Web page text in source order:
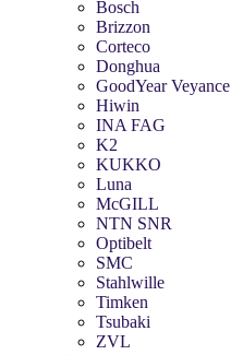
Bosch
Brizzon
Corteco
Donghua
GoodYear Veyance
Hiwin
INA FAG
K2
KUKKO
Luna
McGILL
NTN SNR
Optibelt
SMC
Stahlwille
Timken
Tsubaki
ZVL